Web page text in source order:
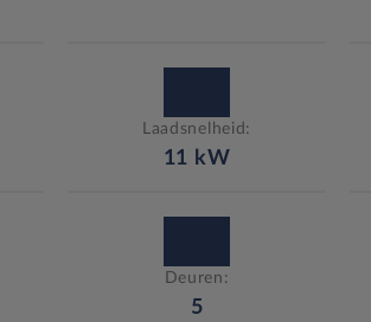
Laadsnelheid:
11 kW
Deuren:
5